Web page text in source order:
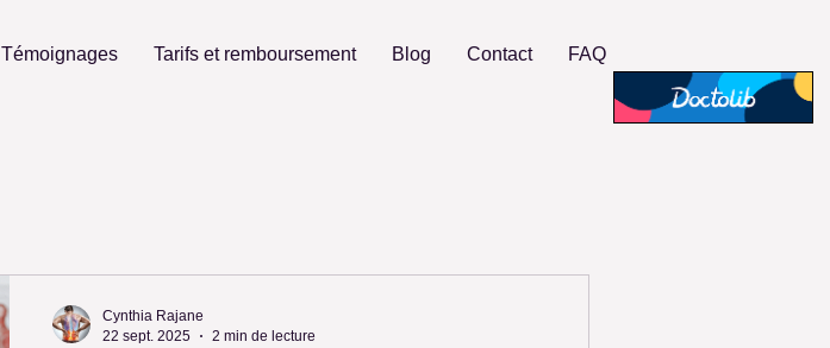
Témoignages Tarifs et remboursement Blog Contact FAQ
Cynthia Rajane
22 sept. 2025
2 min de lecture